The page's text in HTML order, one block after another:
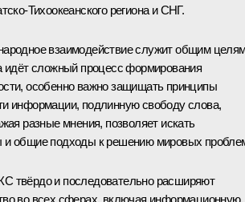
Тихоокеанского региона и СНГ.
взаимодействие служит общим
идёт сложный процесс формирования
особенно важно защищать принципы
информации, подлинную свободу слова,
разные мнения, позволяет искать
и общие подходы к решению мировых
твёрдо и последовательно расширяют